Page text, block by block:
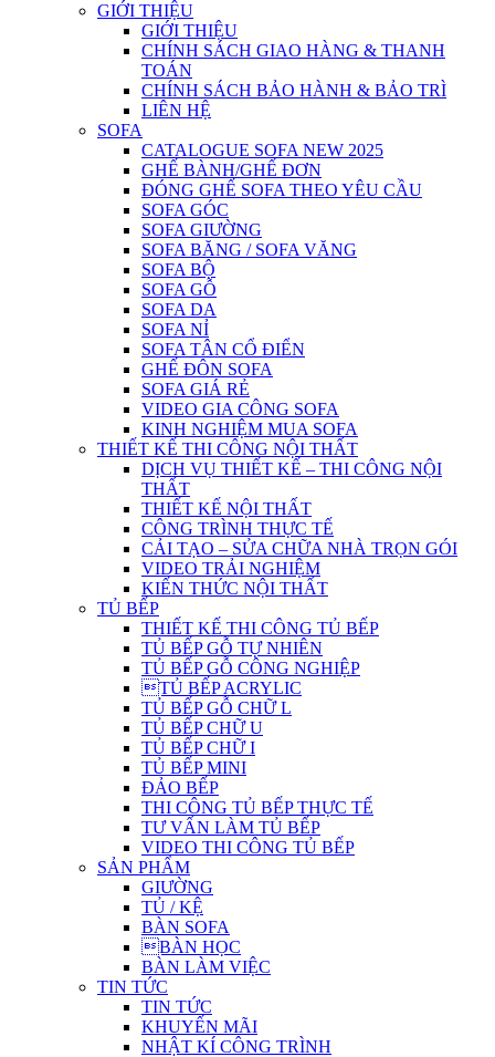
GIỚI THIỆU
GIỚI THIỆU
CHÍNH SÁCH GIAO HÀNG & THANH
TOÁN
CHÍNH SÁCH BẢO HÀNH & BẢO TRÌ
LIÊN HỆ
SOFA
CATALOGUE SOFA NEW 2025
GHẾ BÀNH/GHẾ ĐƠN
ĐÓNG GHẾ SOFA THEO YÊU CẦU
SOFA GÓC
SOFA GIƯỜNG
SOFA BĂNG / SOFA VĂNG
SOFA BỘ
SOFA GỖ
SOFA DA
SOFA NỈ
SOFA TÂN CỔ ĐIỂN
GHẾ ĐÔN SOFA
SOFA GIÁ RẺ
VIDEO GIA CÔNG SOFA
KINH NGHIỆM MUA SOFA
THIẾT KẾ THI CÔNG NỘI THẤT
DỊCH VỤ THIẾT KẾ – THI CÔNG NỘI
THẤT
THIẾT KẾ NỘI THẤT
CÔNG TRÌNH THỰC TẾ
CẢI TẠO – SỬA CHỮA NHÀ TRỌN GÓI
VIDEO TRẢI NGHIỆM
KIẾN THỨC NỘI THẤT
TỦ BẾP
THIẾT KẾ THI CÔNG TỦ BẾP
TỦ BẾP GỖ TỰ NHIÊN
TỦ BẾP GỖ CÔNG NGHIỆP
TỦ BẾP ACRYLIC
TỦ BẾP GỖ CHỮ L
TỦ BẾP CHỮ U
TỦ BẾP CHỮ I
TỦ BẾP MINI
ĐẢO BẾP
THI CÔNG TỦ BẾP THỰC TẾ
TƯ VẤN LÀM TỦ BẾP
VIDEO THI CÔNG TỦ BẾP
SẢN PHẨM
GIƯỜNG
TỦ / KỆ
BÀN SOFA
BÀN HỌC
BÀN LÀM VIỆC
TIN TỨC
TIN TỨC
KHUYẾN MÃI
NHẬT KÍ CÔNG TRÌNH